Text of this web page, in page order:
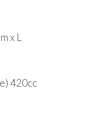
x L
420cc